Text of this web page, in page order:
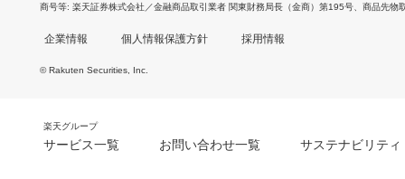
商号等 楽天証券株式会社／金融商品取引業者 関東財務局長（金商）第195号、商品先物
企業情報 個人情報保護方針 採用情報
© Rakuten Securities, Inc.
楽天グループ
サービス一覧 お問い合わせ一覧 サステナビリティ